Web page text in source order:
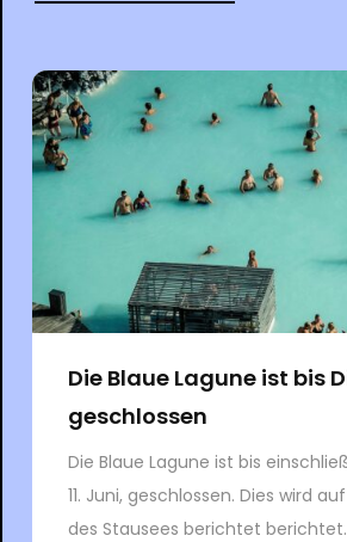
Die Blaue Lagune ist bis
geschlossen
Die Blaue Lagune ist bis
11. Juni, geschlossen. Dies wird
des Stausees berichtet